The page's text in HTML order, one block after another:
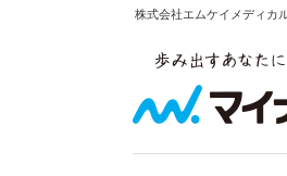
株式会社エムケイメディカ